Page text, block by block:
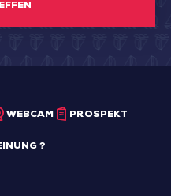
WEBCAM PROSPEKT
?